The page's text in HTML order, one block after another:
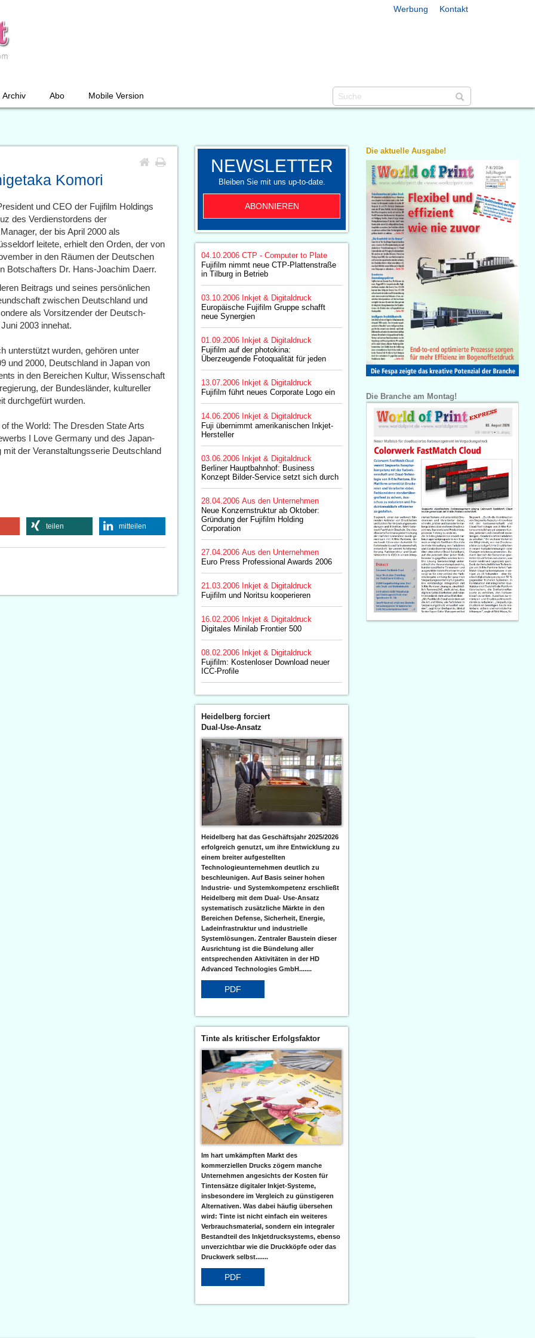
Werbung Kontakt
Archiv Abo Mobile Version
Komori
und CEO der Fujifilm Holdings
des Verdienstordens der
der bis April 2000 als
leitete, erhielt den Orden, der von
in den Räumen der Deutschen
Botschafters Dr. Hans-Joachim Daerr.
Beitrags und seines persönlichen
zwischen Deutschland und
als Vorsitzender der Deutsch-
2003 innehat.
unterstützt wurden, gehören unter
und 2000, Deutschland in Japan von
in den Bereichen Kultur, Wissenschaft
der Bundesländer, kultureller
durchgefürt wurden.
the World: The Dresden State Arts
I Love Germany und des Japan-
der Veranstaltungsserie Deutschland
teilen mitteilen
NEWSLETTER
Bleiben Sie mit uns up-to-date.
ABONNIEREN
04.10.2006 CTP - Computer to Plate
Fujifilm nimmt neue CTP-Plattenstraße
in Tilburg in Betrieb
03.10.2006 Inkjet & Digitaldruck
Europäische Fujifilm Gruppe schafft
neue Synergien
01.09.2006 Inkjet & Digitaldruck
Fujifilm auf der photokina:
Überzeugende Fotoqualität für jeden
13.07.2006 Inkjet & Digitaldruck
Fujifilm führt neues Corporate Logo ein
14.06.2006 Inkjet & Digitaldruck
Fuji übernimmt amerikanischen Inkjet-
Hersteller
03.06.2006 Inkjet & Digitaldruck
Berliner Hauptbahnhof: Business
Konzept Bilder-Service setzt sich durch
28.04.2006 Aus den Unternehmen
Neue Konzernstruktur ab Oktober:
Gründung der Fujifilm Holding
Corporation
27.04.2006 Aus den Unternehmen
Euro Press Professional Awards 2006
21.03.2006 Inkjet & Digitaldruck
Fujifilm und Noritsu kooperieren
16.02.2006 Inkjet & Digitaldruck
Digitales Minilab Frontier 500
08.02.2006 Inkjet & Digitaldruck
Fujifilm: Kostenloser Download neuer
ICC-Profile
Heidelberg forciert
Dual-Use-Ansatz
Heidelberg hat das Geschäftsjahr 2025/2026
erfolgreich genutzt, um ihre Entwicklung zu
einem breiter aufgestellten
Technologieunternehmen deutlich zu
beschleunigen. Auf Basis seiner hohen
Industrie- und Systemkompetenz erschließt
Heidelberg mit dem Dual- Use-Ansatz
systematisch zusätzliche Märkte in den
Bereichen Defense, Sicherheit, Energie,
Ladeinfrastruktur und industrielle
Systemlösungen. Zentraler Baustein dieser
Ausrichtung ist die Bündelung aller
entsprechenden Aktivitäten in der HD
Advanced Technologies GmbH.......
PDF
Tinte als kritischer Erfolgsfaktor
Im hart umkämpften Markt des
kommerziellen Drucks zögern manche
Unternehmen angesichts der Kosten für
Tintensätze digitaler Inkjet-Systeme,
insbesondere im Vergleich zu günstigeren
Alternativen. Was dabei häufig übersehen
wird: Tinte ist nicht einfach ein weiteres
Verbrauchsmaterial, sondern ein integraler
Bestandteil des Inkjetdrucksystems, ebenso
unverzichtbar wie die Druckköpfe oder das
Druckwerk selbst.......
PDF
Die aktuelle Ausgabe!
Die Branche am Montag!